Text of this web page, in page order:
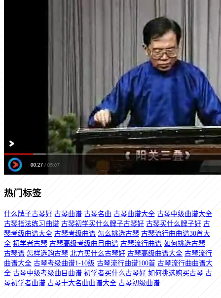
热门标签
什么牌子古琴好 古琴曲谱 古琴名曲 古琴曲谱大全 古琴中级曲谱大全
古琴指法练习曲谱 古琴初学买什么牌子古琴好 古琴买什么牌子好 古
琴考级曲谱大全 古琴考级曲谱 怎么挑选古琴 古琴流行曲曲谱30首大
全 初学者古琴 古琴高级考级曲目曲谱 古琴流行曲谱 如何挑选古琴
古琴谱 怎样选购古琴 北方买什么古琴好 古琴高级曲谱大全 古琴流行
曲谱大全 古琴考级曲谱1-10级 古琴流行曲谱100首 古琴流行曲曲谱大
全 古琴中级考级曲目曲谱 初学者买什么古琴好 如何挑选购买古琴 古
琴初学者曲谱 古琴十大名曲曲谱大全 古琴初级曲谱